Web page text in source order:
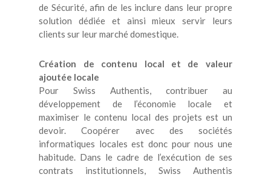
de Sécurité, afin de les inclure dans leur propre
solution dédiée et ainsi mieux servir leurs
clients sur leur marché domestique.
Création de contenu local et de valeur
ajoutée locale
Pour Swiss Authentis, contribuer au
développement de l’économie locale et
maximiser le contenu local des projets est un
devoir. Coopérer avec des sociétés
informatiques locales est donc pour nous une
habitude. Dans le cadre de l’exécution de ses
contrats institutionnels, Swiss Authentis